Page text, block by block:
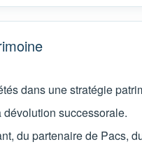
dans une stratégie
successorale.
du partenaire de Pacs,